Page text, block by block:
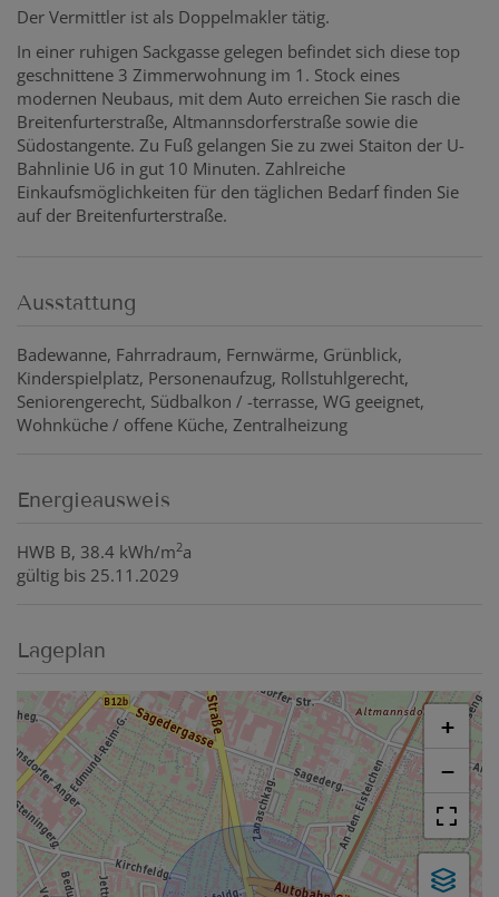
Der Vermittler ist als Doppelmakler tätig.
In einer ruhigen Sackgasse gelegen befindet sich diese top
geschnittene 3 Zimmerwohnung im 1. Stock eines
modernen Neubaus, mit dem Auto erreichen Sie rasch die
Breitenfurterstraße, Altmannsdorferstraße sowie die
Südostangente. Zu Fuß gelangen Sie zu zwei Staiton der U-
Bahnlinie U6 in gut 10 Minuten. Zahlreiche
Einkaufsmöglichkeiten für den täglichen Bedarf finden Sie
auf der Breitenfurterstraße.
Ausstattung
Badewanne Fahrradraum Fernwärme Grünblick
Kinderspielplatz Personenaufzug Rollstuhlgerecht
Seniorengerecht Südbalkon / -terrasse WG geeignet
Wohnküche / offene Küche Zentralheizung
Energieausweis
HWB B, 38.4 kWh/m2a
gültig bis 25.11.2029
Lageplan
+
−